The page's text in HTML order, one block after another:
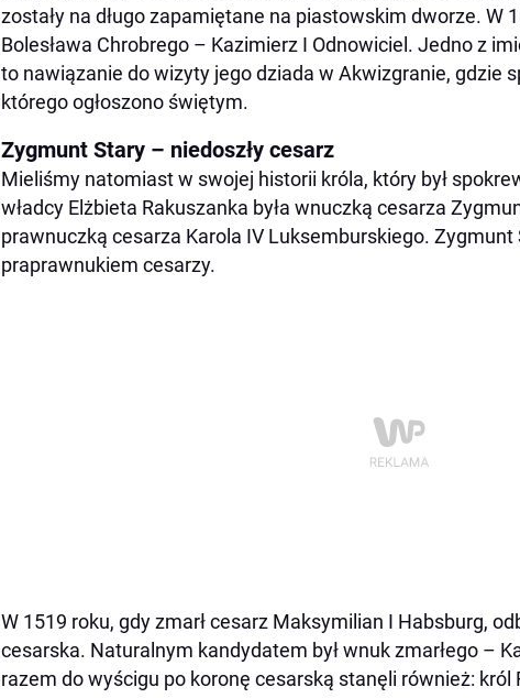
zostały na długo zapamiętane na piastowskim dworze. W
Bolesława Chrobrego – Kazimierz I Odnowiciel. Jedno z
to nawiązanie do wizyty jego dziada w Akwizgranie, gdzie
którego ogłoszono świętym.
Zygmunt Stary – niedoszły cesarz
Mieliśmy natomiast w swojej historii króla, który był
władcy Elżbieta Rakuszanka była wnuczką cesarza
prawnuczką cesarza Karola IV Luksemburskiego.
praprawnukiem cesarzy.
W 1519 roku, gdy zmarł cesarz Maksymilian I Habsburg,
cesarska. Naturalnym kandydatem był wnuk zmarłego –
razem do wyścigu po koronę cesarską stanęli również: król